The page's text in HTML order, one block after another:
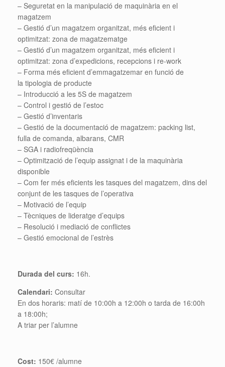
– Seguretat en la manipulació de maquinària en el
magatzem
– Gestió d’un magatzem organitzat, més eficient i
optimitzat: zona de magatzematge
– Gestió d’un magatzem organitzat, més eficient i
optimitzat: zona d’expedicions, recepcions i re-work
– Forma més eficient d’emmagatzemar en funció de
la tipologia de producte
– Introducció a les 5S de magatzem
– Control i gestió de l’estoc
– Gestió d’inventaris
– Gestió de la documentació de magatzem: packing list,
fulla de comanda, albarans, CMR
– SGA i radiofreqüència
– Optimització de l’equip assignat i de la maquinària
disponible
– Com fer més eficients les tasques del magatzem, dins del
conjunt de les tasques de l’operativa
– Motivació de l’equip
– Tècniques de lideratge d’equips
– Resolució i mediació de conflictes
– Gestió emocional de l’estrès
Durada del curs: 16h.
Calendari: Consultar
En dos horaris: matí de 10:00h a 12:00h o tarda de 16:00h
a 18:00h;
A triar per l’alumne
Cost: 150€ /alumne